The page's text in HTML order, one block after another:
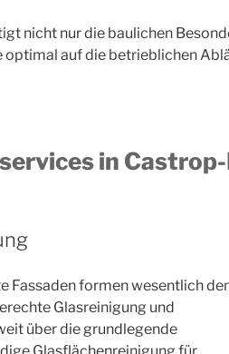
nicht nur die baulichen
auf die betrieblichen
in
Fassaden formen wesentlich
Glasreinigung und
über die grundlegende